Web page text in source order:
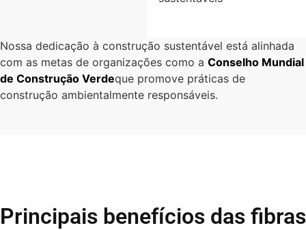
Nossa dedicação à construção sustentável está alinhada
com as metas de organizações como a Conselho Mundial
de Construção Verdeque promove práticas de
construção ambientalmente responsáveis.
Principais benefícios das fibras